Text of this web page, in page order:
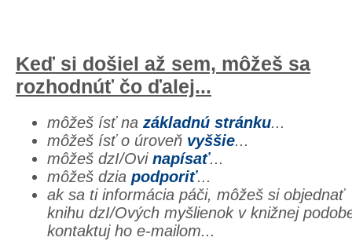
Keď si došiel až sem, môžeš sa
rozhodnúť čo ďalej...
môžeš ísť na základnú stránku...
môžeš ísť o úroveň vyššie...
môžeš dzI/Ovi napísať...
môžeš dzia podporiť...
ak sa ti informácia páči, môžeš si objednať
knihu dzI/Ových myšlienok v knižnej
kontaktuj ho e-mailom...